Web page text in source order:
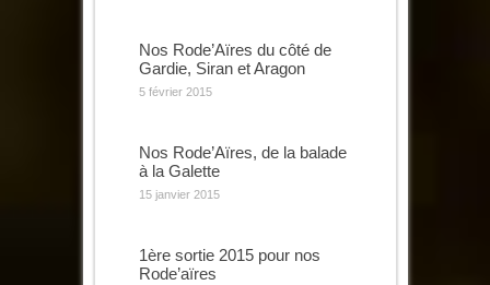
Nos Rode’Aïres du côté de
Gardie, Siran et Aragon
5 février 2015
Nos Rode’Aïres, de la balade
à la Galette
15 janvier 2015
1ère sortie 2015 pour nos
Rode’aïres